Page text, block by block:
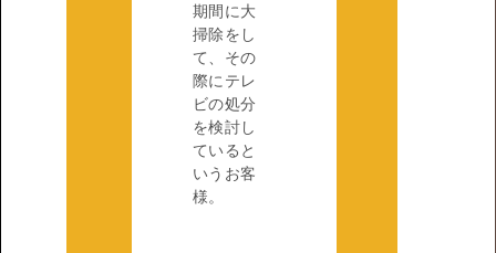
期間に大
掃除をし
て、その
際にテレ
ビの処分
を検討し
ていると
いうお客
様。